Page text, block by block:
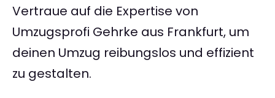
Vertraue auf die Expertise von
Umzugsprofi Gehrke aus Frankfurt, um
deinen Umzug reibungslos und effizient
zu gestalten.